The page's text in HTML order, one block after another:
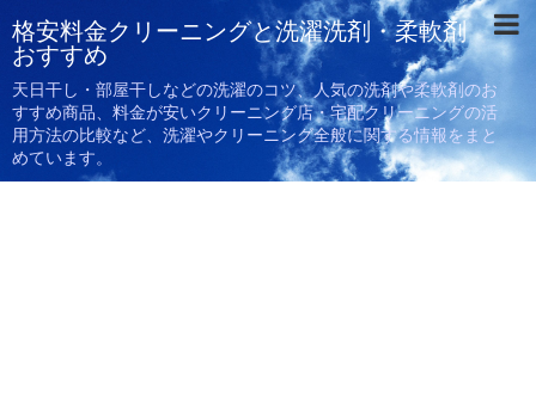
格安料金クリーニングと洗濯洗剤・柔軟剤
おすすめ
天日干し・部屋干しなどの洗濯のコツ、人気の洗剤や柔軟剤のお
すすめ商品、料金が安いクリーニング店・宅配クリーニングの活
用方法の比較など、洗濯やクリーニング全般に関する情報をまと
めています。